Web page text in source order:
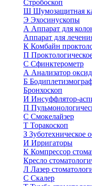
Стробоскоп
Ш Шумозащитная
Э Эхосинускопы
А Аппарат для
Аппарат для
К Комбайн
П
С Сфинктерометр
А Анализатор
Б
Бронхоскоп
И Инсуффлятор-
П
С Смокелайзер
Т Торакоскоп
З Зуботехническое
И Ирригаторы
К Компрессор
Кресло
Л Лазер
С Скалер